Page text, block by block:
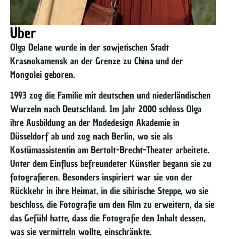
Über
Olga Delane wurde in der sowjetischen Stadt
Krasnokamensk an der Grenze zu China und der
Mongolei geboren.
1993 zog die Familie mit deutschen und niederländischen
Wurzeln nach Deutschland. Im Jahr 2000 schloss Olga
ihre Ausbildung an der Modedesign Akademie in
Düsseldorf ab und zog nach Berlin, wo sie als
Kostümassistentin am Bertolt-Brecht-Theater arbeitete.
Unter dem Einfluss befreundeter Künstler begann sie zu
fotografieren. Besonders inspiriert war sie von der
Rückkehr in ihre Heimat, in die sibirische Steppe, wo sie
beschloss, die Fotografie um den Film zu erweitern, da sie
das Gefühl hatte, dass die Fotografie den Inhalt dessen,
was sie vermitteln wollte, einschränkte.